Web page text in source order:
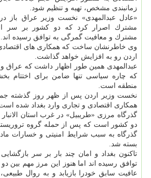
زمانبندی مشخص، تهیه و تنظیم شود.
«عادل عبدالمهدی» نخست وزیر عراق باز
مشترك اصرار كرد كه دو كشور بر سر
مشترك و معافیت گمرگی به توافق رسیده اند.
وی خاطرنشان ساخت كه همكاری های
اردن رو به افزایش خواهد گذاشت.
عبدالمهدی همین طور اظهار داشت كه عراق و
كه چاره سیاسی تنها ضامن برای اختتام
منطقه است.
نخست وزیر اردن پس از ظهر روز گذشته
همكاری اقتصادی و تجاری وارد بغداد شده
گذرگاه مرزی «طریبیل» در غرب استان الانبار
گذرگاه به سبب شرایط امنیتی و خسارات
بسته شد.
تاكنون بغداد و امان چند بار بر سر
توافق رسیده اند اما هنوز این مرز مهم بین
عافیت سابق خودرا بازیابد و به روال